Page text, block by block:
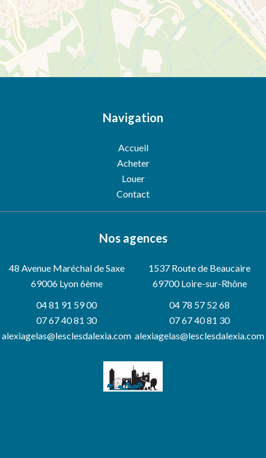
Navigation
Accueil
Acheter
Louer
Contact
Nos agences
48 Avenue Maréchal de Saxe
69006Lyon 6ème
04 81 91 59 00
07 67 40 81 30
alexiagelas@lesclesdalexia.com
1537 Route de Beaucaire
69700 Loire-sur-Rhône
04 78 57 52 68
07 67 40 81 30
alexiagelas@lesclesdalexia.com